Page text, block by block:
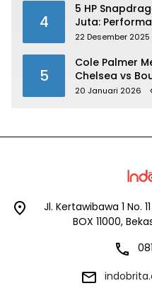
4
5 HP
Juta:
22 Desember 2025
5
Cole Palmer
Chelsea vs
Utama
20 Januari 2026
Jl. Kertawibawa 1 No.
BOX 11000,